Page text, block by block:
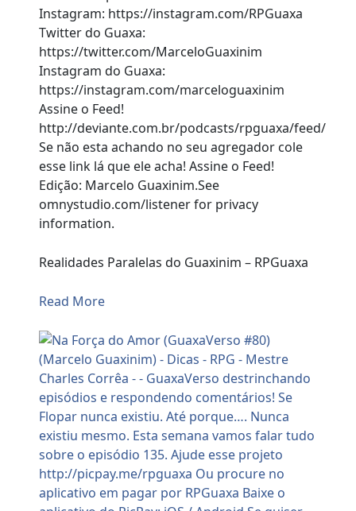
Instagram: https://instagram.com/RPGuaxa
Twitter do Guaxa:
https://twitter.com/MarceloGuaxinim
Instagram do Guaxa:
https://instagram.com/marceloguaxinim
Assine o Feed!
http://deviante.com.br/podcasts/rpguaxa/feed/
Se não esta achando no seu agregador cole
esse link lá que ele acha! Assine o Feed!
Edição: Marcelo Guaxinim.See
omnystudio.com/listener for privacy
information.
Realidades Paralelas do Guaxinim – RPGuaxa
Read More